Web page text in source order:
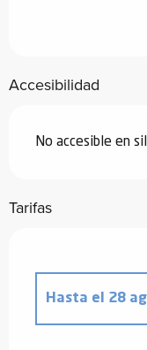
Accesibilidad
No accesible en
Tarifas
Hasta el 28